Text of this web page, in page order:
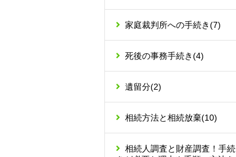
家庭裁判所への手続き(7)
死後の事務手続き(4)
遺留分(2)
相続方法と相続放棄(10)
相続人調査と財産調査！手続